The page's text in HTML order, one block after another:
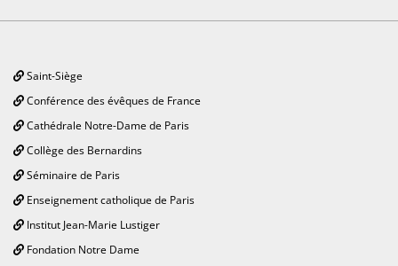
Saint-Siège
Conférence des évêques de France
Cathédrale Notre-Dame de Paris
Collège des Bernardins
Séminaire de Paris
Enseignement catholique de Paris
Institut Jean-Marie Lustiger
Fondation Notre Dame